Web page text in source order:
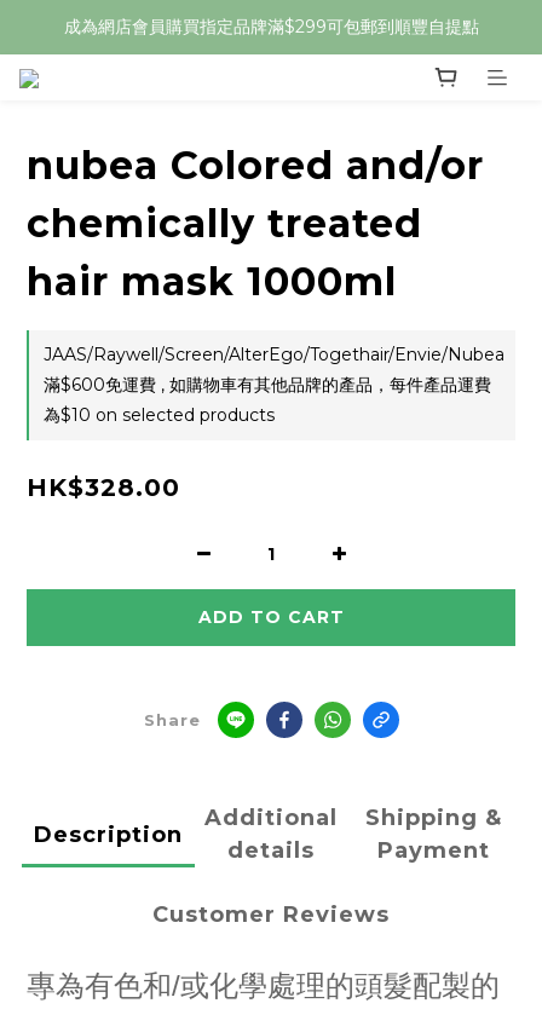
成為網店會員購買指定品牌滿$299可包郵到順豐自提點
nubea Colored and/or
chemically treated
hair mask 1000ml
JAAS/Raywell/Screen/AlterEgo/Togethair/Envie/Nubea
滿$600免運費 , 如購物車有其他品牌的產品，每件產品運費
為$10 on selected products
HK$328.00
ADD TO CART
Share
Description
Additional
details
Shipping &
Payment
Customer Reviews
專為有色和/或化學處理的頭髮配製的